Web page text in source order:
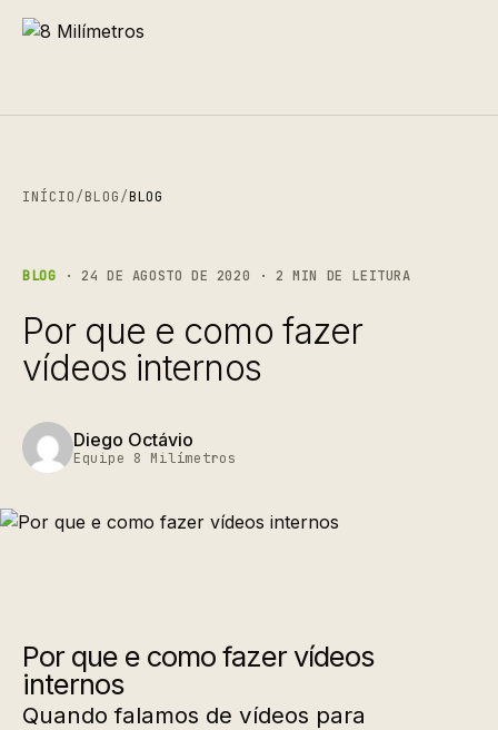
INÍCIO/BLOG/BLOG
BLOG · 24 DE AGOSTO DE 2020 · 2 MIN DE LEITURA
Por que e como fazer
vídeos internos
Diego Octávio
Equipe 8 Milímetros
Por que e como fazer vídeos
internos
Quando falamos de vídeos para